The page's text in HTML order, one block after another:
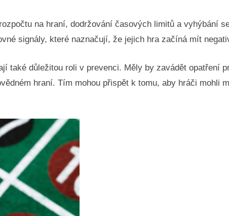
na hraní, dodržování časových limitů a vyhýbání
signály, které naznačují, že jejich hra začíná mít
také důležitou roli v prevenci. Měly by zavádět opatření
hraní. Tím mohou přispět k tomu, aby hráči mohli